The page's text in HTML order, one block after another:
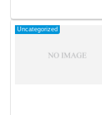
Uncategorized